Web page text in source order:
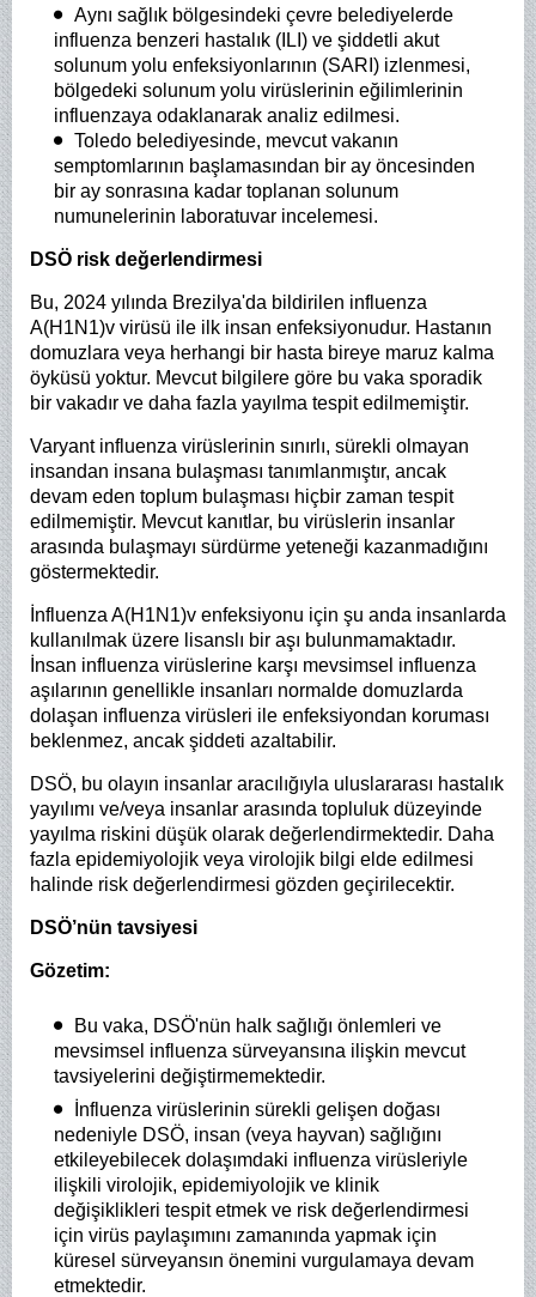
Aynı sağlık bölgesindeki çevre belediyelerde
influenza benzeri hastalık (ILI) ve şiddetli akut
solunum yolu enfeksiyonlarının (SARI) izlenmesi,
bölgedeki solunum yolu virüslerinin eğilimlerinin
influenzaya odaklanarak analiz edilmesi.
Toledo belediyesinde, mevcut vakanın
semptomlarının başlamasından bir ay öncesinden
bir ay sonrasına kadar toplanan solunum
numunelerinin laboratuvar incelemesi.
DSÖ risk değerlendirmesi
Bu, 2024 yılında Brezilya'da bildirilen influenza
A(H1N1)v virüsü ile ilk insan enfeksiyonudur. Hastanın
domuzlara veya herhangi bir hasta bireye maruz kalma
öyküsü yoktur. Mevcut bilgilere göre bu vaka sporadik
bir vakadır ve daha fazla yayılma tespit edilmemiştir.
Varyant influenza virüslerinin sınırlı, sürekli olmayan
insandan insana bulaşması tanımlanmıştır, ancak
devam eden toplum bulaşması hiçbir zaman tespit
edilmemiştir. Mevcut kanıtlar, bu virüslerin insanlar
arasında bulaşmayı sürdürme yeteneği kazanmadığını
göstermektedir.
İnfluenza A(H1N1)v enfeksiyonu için şu anda insanlarda
kullanılmak üzere lisanslı bir aşı bulunmamaktadır.
İnsan influenza virüslerine karşı mevsimsel influenza
aşılarının genellikle insanları normalde domuzlarda
dolaşan influenza virüsleri ile enfeksiyondan koruması
beklenmez, ancak şiddeti azaltabilir.
DSÖ, bu olayın insanlar aracılığıyla uluslararası hastalık
yayılımı ve/veya insanlar arasında topluluk düzeyinde
yayılma riskini düşük olarak değerlendirmektedir. Daha
fazla epidemiyolojik veya virolojik bilgi elde edilmesi
halinde risk değerlendirmesi gözden geçirilecektir.
DSÖ’nün tavsiyesi
Gözetim:
Bu vaka, DSÖ'nün halk sağlığı önlemleri ve
mevsimsel influenza sürveyansına ilişkin mevcut
tavsiyelerini değiştirmemektedir.
İnfluenza virüslerinin sürekli gelişen doğası
nedeniyle DSÖ, insan (veya hayvan) sağlığını
etkileyebilecek dolaşımdaki influenza virüsleriyle
ilişkili virolojik, epidemiyolojik ve klinik
değişiklikleri tespit etmek ve risk değerlendirmesi
için virüs paylaşımını zamanında yapmak için
küresel sürveyansın önemini vurgulamaya devam
etmektedir.